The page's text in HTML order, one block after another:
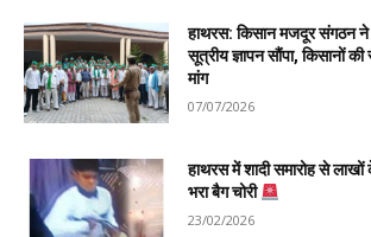
हाथरस: किसान मजदूर संगठन
सूत्रीय ज्ञापन सौंपा, किसानों
मांग
07/07/2026
हाथरस में शादी समारोह से
भरा बैग चोरी
23/02/2026